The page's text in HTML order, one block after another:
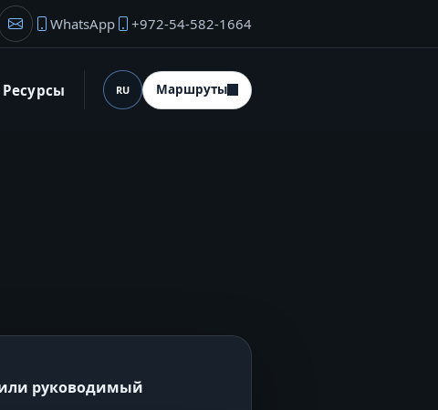
Электронная почта основателя
WhatsApp +972-54-582-1664
Ресурсы Язык (desktop)
RU Маршруты
или руководимый